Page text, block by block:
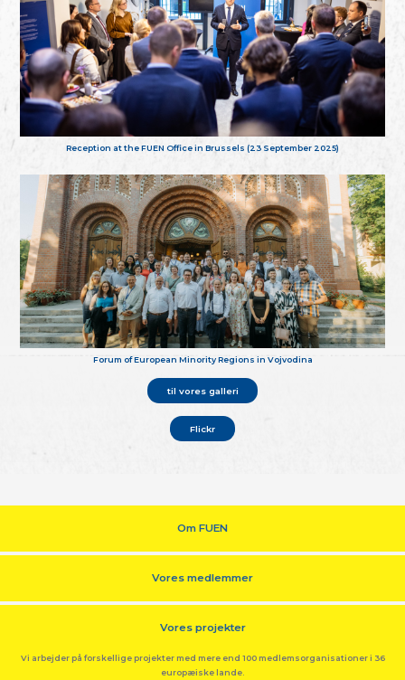
Reception at the FUEN Office in Brussels (23 September 2025)
Forum of European Minority Regions in Vojvodina
til vores galleri
Flickr
Om FUEN
Vores medlemmer
Vores projekter
Vi arbejder på forskellige projekter med mere end 100 medlemsorganisationer i 36
europæiske lande.